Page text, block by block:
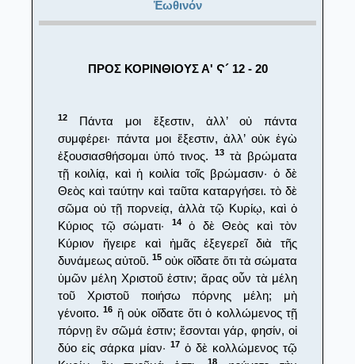
Ἑωθινόν
ΠΡΟΣ ΚΟΡΙΝΘΙΟΥΣ Α' Ϛ´ 12 - 20
12
Πάντα μοι ἔξεστιν, ἀλλ’ οὐ πάντα
συμφέρει· πάντα μοι ἔξεστιν, ἀλλ’ οὐκ ἐγὼ
ἐξουσιασθήσομαι ὑπό τινος.
13τὰ βρώματα
τῇ κοιλίᾳ, καὶ ἡ κοιλία τοῖς βρώμασιν· ὁ δὲ
Θεὸς καὶ ταύτην καὶ ταῦτα καταργήσει. τὸ δὲ
σῶμα οὐ τῇ πορνείᾳ, ἀλλὰ τῷ Κυρίῳ, καὶ ὁ
Κύριος τῷ σώματι·
14ὁ δὲ Θεὸς καὶ τὸν
Κύριον ἤγειρε καὶ ἡμᾶς ἐξεγερεῖ διὰ τῆς
δυνάμεως αὐτοῦ. 15 οὐκ οἴδατε ὅτι τὰ σώματα
ὑμῶν μέλη Χριστοῦ ἐστιν; ἄρας οὖν τὰ μέλη
τοῦ Χριστοῦ ποιήσω πόρνης μέλη; μὴ
γένοιτο.16 ἢ οὐκ οἴδατε ὅτι ὁ κολλώμενος τῇ
πόρνῃ ἓν σῶμά ἐστιν; ἔσονται γάρ, φησίν, οἱ
δύο εἰς σάρκα μίαν· 17 ὁ δὲ κολλώμενος τῷ
18